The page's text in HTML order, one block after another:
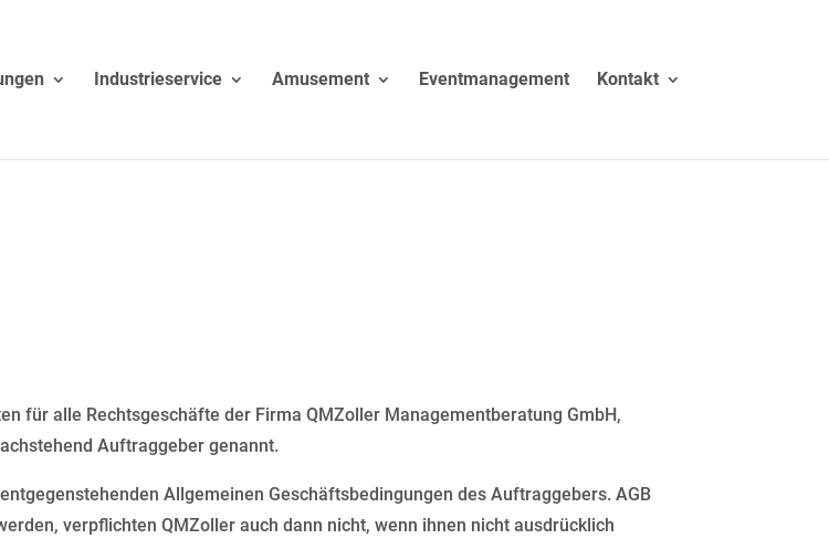
Industrieservice Amusement Eventmanagement Kontakt
für alle Rechtsgeschäfte der Firma QMZoller Managementberatung GmbH,
Auftraggeber genannt.
Allgemeinen Geschäftsbedingungen des Auftraggebers. AGB
verpflichten QMZoller auch dann nicht, wenn ihnen nicht ausdrücklich